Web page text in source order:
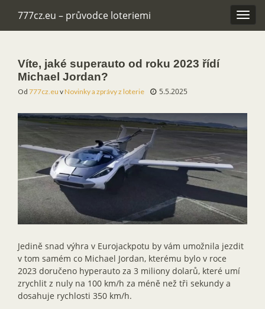
777cz.eu – průvodce loteriemi
Víte, jaké superauto od roku 2023 řídí
Michael Jordan?
Od 777cz.eu vNovinky a zprávy z loterie 5.5.2025
Jedině snad výhra v Eurojackpotu by vám umožnila jezdit
v tom samém co Michael Jordan, kterému bylo v roce
2023 doručeno hyperauto za 3 miliony dolarů, které umí
zrychlit z nuly na 100 km/h za méně než tři sekundy a
dosahuje rychlosti 350 km/h.